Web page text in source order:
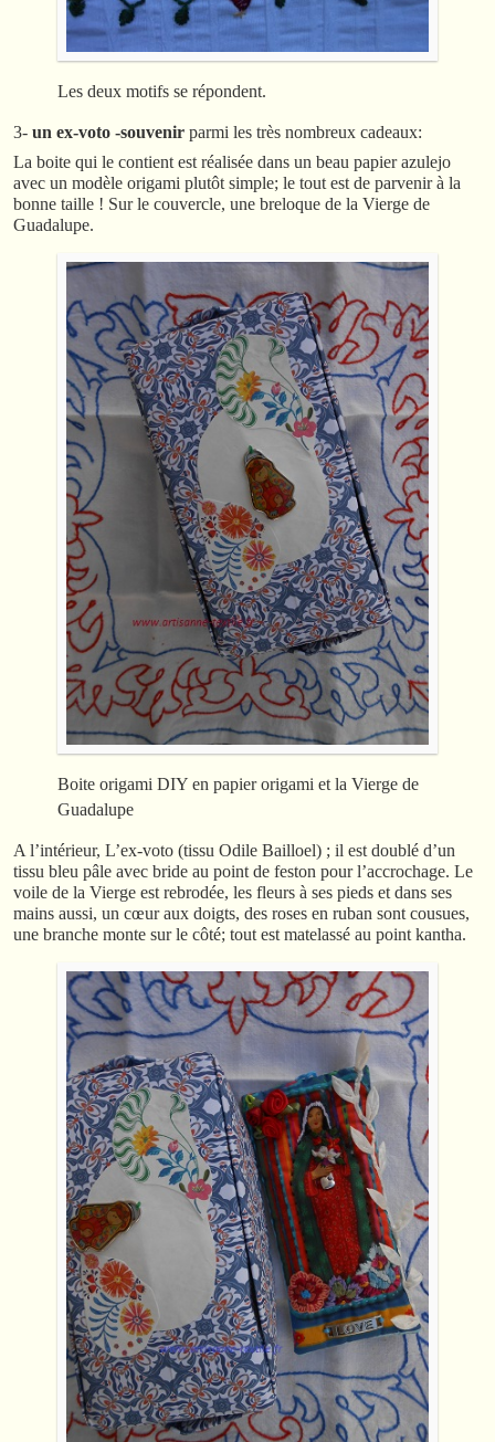
Les deux motifs se répondent.
3- un ex-voto -souvenir parmi les très nombreux cadeaux:
La boite qui le contient est réalisée dans un beau papier azulejo
avec un modèle origami plutôt simple; le tout est de parvenir à la
bonne taille ! Sur le couvercle, une breloque de la Vierge de
Guadalupe.
Boite origami DIY en papier origami et la Vierge de
Guadalupe
A l’intérieur, L’ex-voto (tissu Odile Bailloel) ; il est doublé d’un
tissu bleu pâle avec bride au point de feston pour l’accrochage. Le
voile de la Vierge est rebrodée, les fleurs à ses pieds et dans ses
mains aussi, un cœur aux doigts, des roses en ruban sont cousues,
une branche monte sur le côté; tout est matelassé au point kantha.